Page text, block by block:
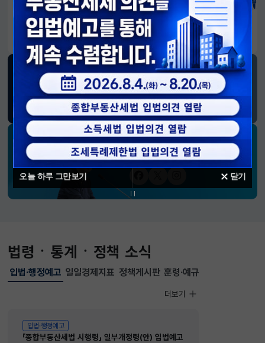
오늘 하루 그만보기 닫기
알림판
국민이 만든 대전환의 길-회복과 도약, 모두의 1년
재정경제부 SNS 소식
블로그페이스북트위터(X)유튜브인스타그램
소통하는 경제 리더 구윤철 장관의
SNS 채널
법령ㆍ통계ㆍ정책 소식
입법·행정예고
선택됨
입법·행정예고
입법·행정예고
「종합부동산세법 시행령」 일부개정령(안) 입법예고
입법·행정예고
더보기
일일경제지표 정책게시판 훈령·예규